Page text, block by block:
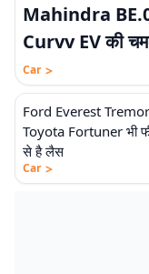
Mahindra
Curvv EV की
Car >
Ford Everest
Toyota Fortuner भी
से है लैस
Car >